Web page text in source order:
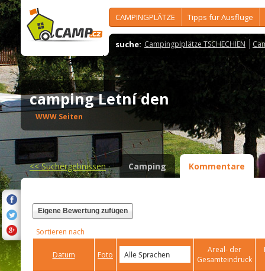
CAMPINGPLÄTZE Tipps für Ausflüge
suche: Campingplplätze TSCHECHIEN
camping Letní den
WWW Seiten
<<Suchergebnissen Camping Kommentare
Eigene Bewertung zufügen
Sortieren nach
Datum Foto
Areal- der
Gesamteindruck